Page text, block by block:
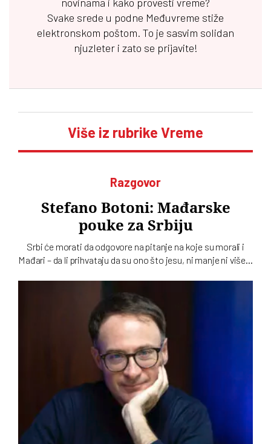
Svake srede u podne Međuvreme stiže
elektronskom poštom. To je sasvim solidan
njuzleter i zato se prijavite!
Više iz rubrike Vreme
Razgovor
Stefano Botoni: Mađarske
pouke za Srbiju
Srbi će morati da odgovore na pitanje na koje su morali i
Mađari – da li prihvataju da su ono što jesu, ni manje ni više…
Mađarskoj